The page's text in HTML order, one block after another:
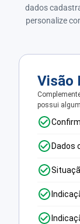
dados
personalize
Visão
possui
Dados